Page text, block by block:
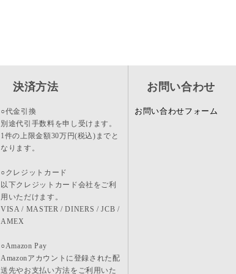
決済方法
○代金引換
別途代引手数料を申し受けます。
1件の上限金額30万円(税込)までと
なります。
○クレジットカード
以下クレジットカード会社をご利
用いただけます。
VISA / MASTER / DINERS / JCB /
AMEX
○Amazon Pay
Amazonアカウントに登録された配
送先やお支払い方法をご利用いた
お問い合わせ
お問い合わせフォーム